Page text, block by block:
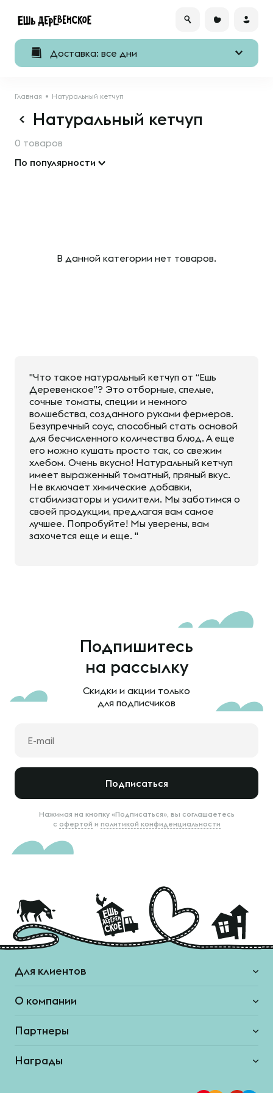
Доставка: все дни
Главная Натуральный кетчуп
Натуральный кетчуп
0 товаров
По популярности
В данной категории нет товаров.
"Что такое натуральный кетчуп от “Ешь
Деревенское”? Это отборные, спелые,
сочные томаты, специи и немного
волшебства, созданного руками фермеров.
Безупречный соус, способный стать основой
для бесчисленного количества блюд. А еще
его можно кушать просто так, со свежим
хлебом. Очень вкусно! Натуральный кетчуп
имеет выраженный томатный, пряный вкус.
Не включает химические добавки,
стабилизаторы и усилители. Мы заботимся о
своей продукции, предлагая вам самое
лучшее. Попробуйте! Мы уверены, вам
захочется еще и еще. "
Подпишитесь
на рассылку
Скидки и акции только
для подписчиков
Подписаться
Нажимая на кнопку «Подписаться», вы соглашаетесь
с офертой и политикой конфиденциальности
Для клиентов
О компании
Партнеры
Награды